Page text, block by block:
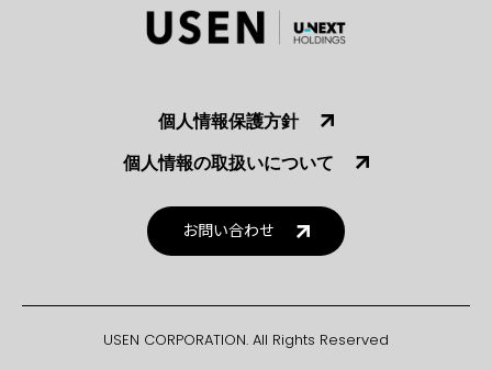
個人情報保護方針
個人情報の取扱いについて
お問い合わせ
USEN CORPORATION. All Rights Reserved